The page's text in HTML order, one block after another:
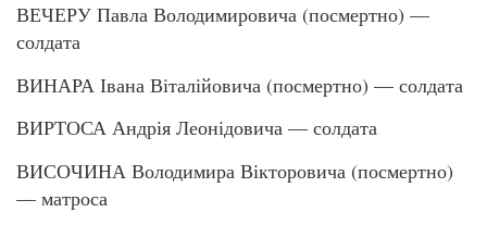
ВЕЧЕРУ Павла Володимировича (посмертно) —
солдата
ВИНАРА Івана Віталійовича (посмертно) — солдата
ВИРТОСА Андрія Леонідовича — солдата
ВИСОЧИНА Володимира Вікторовича (посмертно)
— матроса